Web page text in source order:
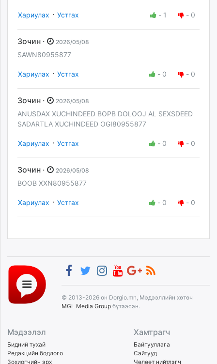
Хариулах · Устгах - 1 - 0
Зочин · 2026/05/08
SAWN80955877
Хариулах · Устгах - 0 - 0
Зочин · 2026/05/08
ANUSDAX XUCHINDEED BOPB DOLOOJ AL SEXSDEED
SADARTLA XUCHINDEED OGI80955877
Хариулах · Устгах - 0 - 0
Зочин · 2026/05/08
BOOB XXN80955877
Хариулах · Устгах - 0 - 0
© 2013-2026 он Dorgio.mn, Мэдээллийн хөтөч
MGL Media Group бүтээсэн.
Мэдээлэл
Бидний тухай
Редакцийн бодлого
Зохиогчийн эрх
Хамтрагч
Байгууллага
Сайтууд
Чөлөөт нийтлэгч